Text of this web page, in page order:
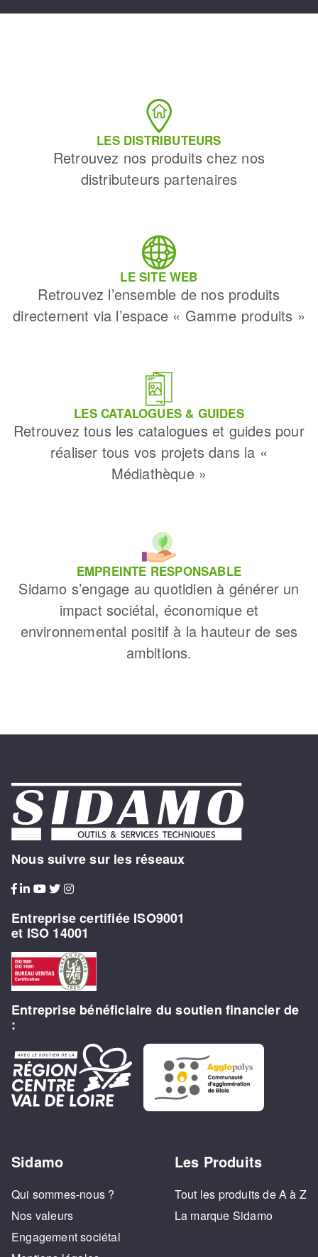
LES DISTRIBUTEURS
Retrouvez nos produits chez nos
distributeurs partenaires
LE SITE WEB
Retrouvez l’ensemble de nos produits
directement via l’espace « Gamme produits »
LES CATALOGUES & GUIDES
Retrouvez tous les catalogues et guides pour
réaliser tous vos projets dans la «
Médiathèque »
EMPREINTE RESPONSABLE
Sidamo s’engage au quotidien à générer un
impact sociétal, économique et
environnemental positif à la hauteur de ses
ambitions.
Nous suivre sur les réseaux
Entreprise certifiée ISO9001
et ISO 14001
Entreprise bénéficiaire du soutien financier de
:
Sidamo
Qui sommes-nous ?
Nos valeurs
Engagement sociétal
Les Produits
Tout les produits de A à Z
La marque Sidamo